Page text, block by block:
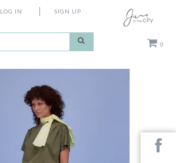
0
LOG IN SIGN UP